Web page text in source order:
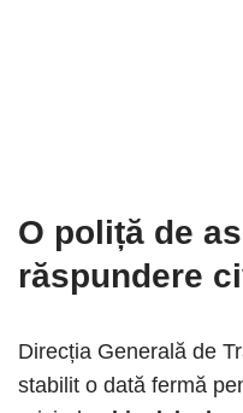
O poliță de
răspundere
Direcția Generală de
stabilit o dată fermă